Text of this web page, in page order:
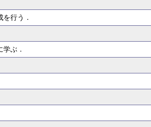
行う．
ぶ．